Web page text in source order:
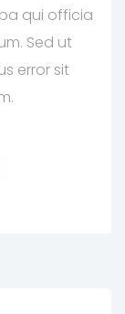
qui officia
Sed ut
error sit